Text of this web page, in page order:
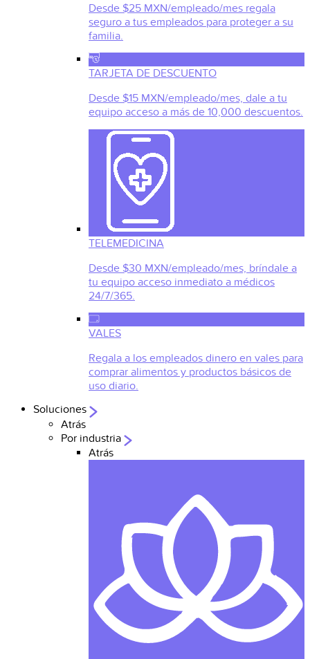
Desde $25 MXN/empleado/mes regala
seguro a tus empleados para proteger a su
familia.
TARJETA DE DESCUENTO
Desde $15 MXN/empleado/mes, dale a tu
equipo acceso a más de 10,000 descuentos.
TELEMEDICINA
Desde $30 MXN/empleado/mes, bríndale a
tu equipo acceso inmediato a médicos
24/7/365.
VALES
Regala a los empleados dinero en vales para
comprar alimentos y productos básicos de
uso diario.
Soluciones
Atrás
Por industria
Atrás